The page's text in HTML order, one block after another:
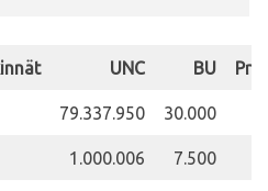
UNC BU
79.337.950 30.000
1.000.006 7.500